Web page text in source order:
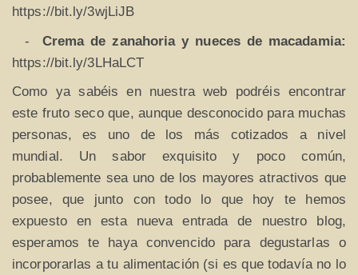
https://bit.ly/3wjLiJB
- Crema de zanahoria y nueces de macadamia:
https://bit.ly/3LHaLCT
Como ya sabéis en nuestra web podréis encontrar
este fruto seco que, aunque desconocido para muchas
personas, es uno de los más cotizados a nivel
mundial. Un sabor exquisito y poco común,
probablemente sea uno de los mayores atractivos que
posee, que junto con todo lo que hoy te hemos
expuesto en esta nueva entrada de nuestro blog,
esperamos te haya convencido para degustarlas o
incorporarlas a tu alimentación (si es que todavía no lo